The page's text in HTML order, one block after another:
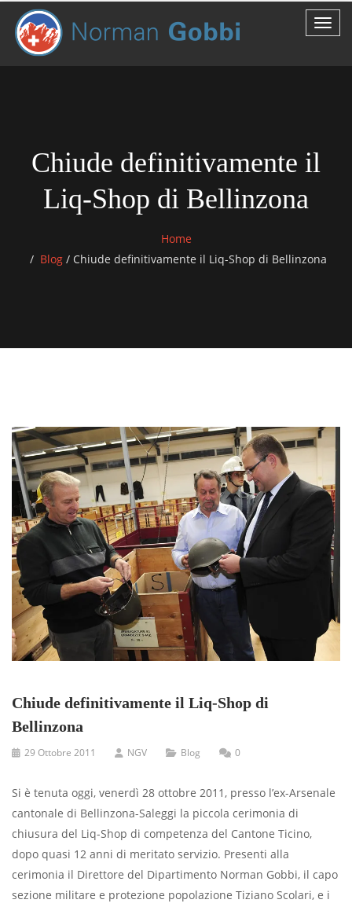
Chiude definitivamente il
Liq-Shop di Bellinzona
Home
Blog /Chiude definitivamente il Liq-Shop di Bellinzona
Chiude definitivamente il Liq-Shop di
Bellinzona
29 Ottobre 2011 NGV Blog 0
Si è tenuta oggi, venerdì 28 ottobre 2011, presso l’ex-Arsenale
cantonale di Bellinzona-Saleggi la piccola cerimonia di
chiusura del Liq-Shop di competenza del Cantone Ticino,
dopo quasi 12 anni di meritato servizio. Presenti alla
cerimonia il Direttore del Dipartimento Norman Gobbi, il capo
sezione militare e protezione popolazione Tiziano Scolari, e i